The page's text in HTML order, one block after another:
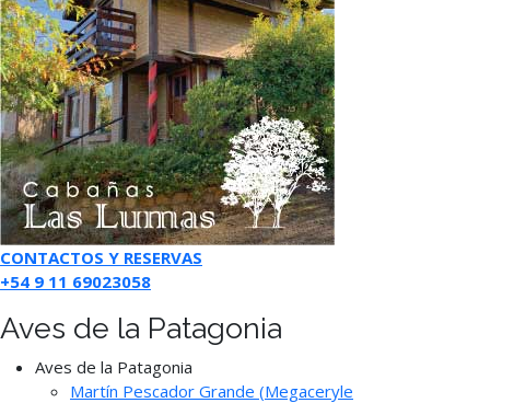
CONTACTOS Y RESERVAS
+54 9 11 69023058
Aves de la Patagonia
Aves de la Patagonia
Martín Pescador Grande (Megaceryle